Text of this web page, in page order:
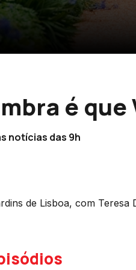
é que
notícias das 9h
de Lisboa, com Teresa